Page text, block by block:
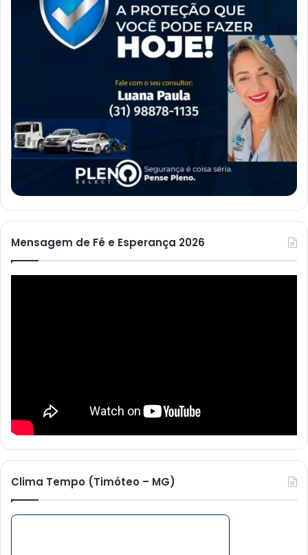
Mensagem de Fé e Esperança 2026
Clima Tempo (Timóteo – MG)